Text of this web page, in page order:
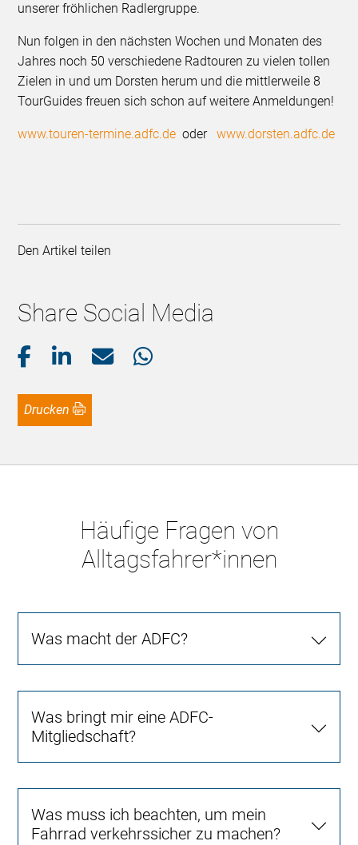
unserer fröhlichen Radlergruppe.
Nun folgen in den nächsten Wochen und Monaten des
Jahres noch 50 verschiedene Radtouren zu vielen tollen
Zielen in und um Dorsten herum und die mittlerweile 8
TourGuides freuen sich schon auf weitere Anmeldungen!
www.touren-termine.adfc.de oderwww.dorsten.adfc.de
Den Artikel teilen
Share Social Media
Drucken
Häufige Fragen von
Alltagsfahrer*innen
Was macht der ADFC?
Was bringt mir eine ADFC-
Mitgliedschaft?
Was muss ich beachten, um mein
Fahrrad verkehrssicher zu machen?